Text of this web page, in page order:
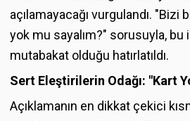
açılamayacağı vurgulandı. "Bizi
yok mu sayalım?" sorusuyla,
mutabakat olduğu hatırlatıldı.
Sert Eleştirilerin Odağı: "Kart
Açıklamanın en dikkat çekici